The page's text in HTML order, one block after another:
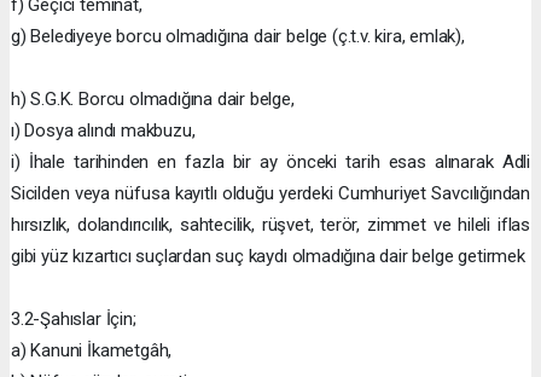
f) Geçici teminat,
g) Belediyeye borcu olmadığına dair belge (ç.t.v. kira, emlak),
h) S.G.K. Borcu olmadığına dair belge,
ı) Dosya alındı makbuzu,
i) İhale tarihinden en fazla bir ay önceki tarih esas alınarak Adli
Sicilden veya nüfusa kayıtlı olduğu yerdeki Cumhuriyet Savcılığından
hırsızlık, dolandırıcılık, sahtecilik, rüşvet, terör, zimmet ve hileli iflas
gibi yüz kızartıcı suçlardan suç kaydı olmadığına dair belge getirmek
3.2-Şahıslar İçin;
a) Kanuni İkametgâh,